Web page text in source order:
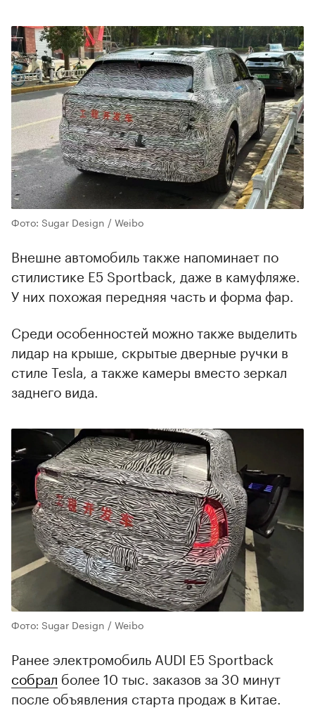
Фото: Sugar Design / Weibo
Внешне автомобиль также напоминает по
стилистике E5 Sportback, даже в камуфляже.
У них похожая передняя часть и форма фар.
Среди особенностей можно также выделить
лидар на крыше, скрытые дверные ручки в
стиле Tesla, а также камеры вместо зеркал
заднего вида.
Фото: Sugar Design / Weibo
Ранее электромобиль AUDI E5 Sportback
собрал более 10 тыс. заказов за 30 минут
после объявления старта продаж в Китае.